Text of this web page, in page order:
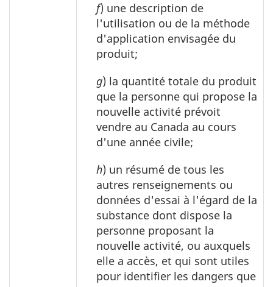
f) une description de
l'utilisation ou de la méthode
d'application envisagée du
produit;
g) la quantité totale du produit
que la personne qui propose la
nouvelle activité prévoit
vendre au Canada au cours
d'une année civile;
h) un résumé de tous les
autres renseignements ou
données d'essai à l'égard de la
substance dont dispose la
personne proposant la
nouvelle activité, ou auxquels
elle a accès, et qui sont utiles
pour identifier les dangers que